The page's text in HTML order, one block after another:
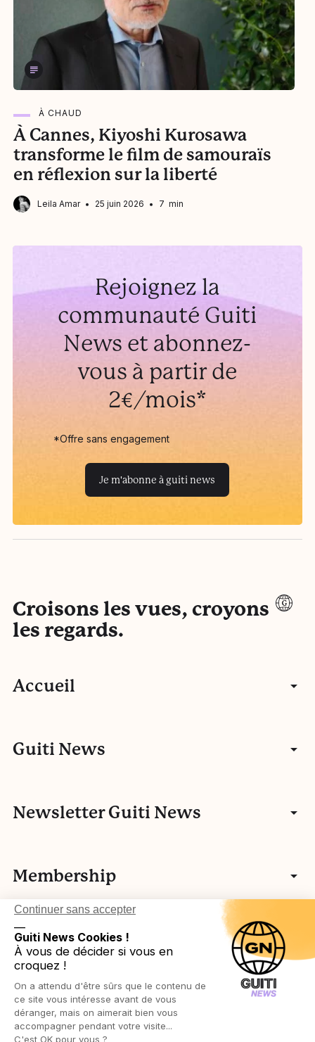
À CHAUD
À Cannes, Kiyoshi Kurosawa
transforme le film de samouraïs
en réflexion sur la liberté
Leila Amar 25 juin 2026 7 min
Rejoignez la
communauté Guiti
News et abonnez-
vous à partir de
2€/mois*
*Offre sans engagement
Je m'abonne à guiti news
Croisons les vues, croyons
les regards.
Accueil
Articles
Portfolios
Podcasts
Agenda
Ressources pédagogiques
Guiti News
Communauté
Fake news
Vos idées
Cartographie des membres associatifs
Protection des publics
L’histoire de Guiti
L’équipe Guiti News
Nos autres activités
Ressources pédagogiques
Réseau européen
Newsletter Guiti News
Membership
Login in
Devenir membre
Légal
Politique de confidentialité
Politique de cookies
Continuer sans accepter
Guiti News Cookies !
À vous de décider si vous en
croquez !
On a attendu d'être sûrs que le contenu de
ce site vous intéresse avant de vous
déranger, mais on aimerait bien vous
accompagner pendant votre visite...
C'est OK pour vous ?